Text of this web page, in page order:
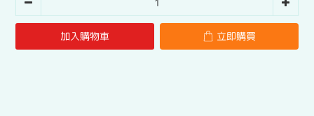
加入購物車 立即購買